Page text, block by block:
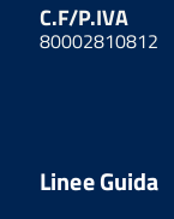
C.F/P.IVA
80002810812
Linee Guida